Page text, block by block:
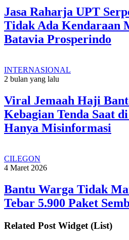
Jasa Raharja UPT
Tidak Ada Kendaraan
Batavia Prosperindo
INTERNASIONAL
2 bulan yang lalu
Viral Jemaah Haji
Kebagian Tenda Saat
Hanya Misinformasi
CILEGON
4 Maret 2026
Bantu Warga Tidak
Tebar 5.900 Paket
Related Post Widget (List)